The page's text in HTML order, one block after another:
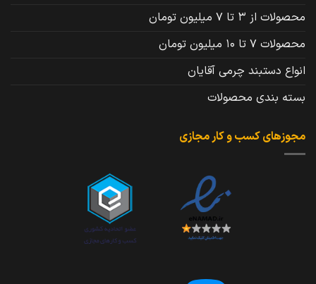
محصولات از 3 تا 7 میلیون تومان
محصولات 7 تا 10 میلیون تومان
انواع دستبند چرمی آقایان
بسته بندی محصولات
مجوزهای کسب و کار مجازی